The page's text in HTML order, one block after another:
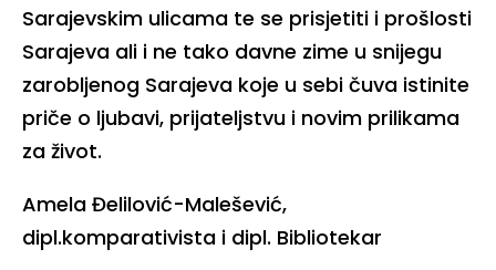
Sarajevskim ulicama te se prisjetiti i prošlosti
Sarajeva ali i ne tako davne zime u snijegu
zarobljenog Sarajeva koje u sebi čuva istinite
priče o ljubavi, prijateljstvu i novim prilikama
za život.
Amela Đelilović-Malešević,
dipl.komparativista i dipl. Bibliotekar